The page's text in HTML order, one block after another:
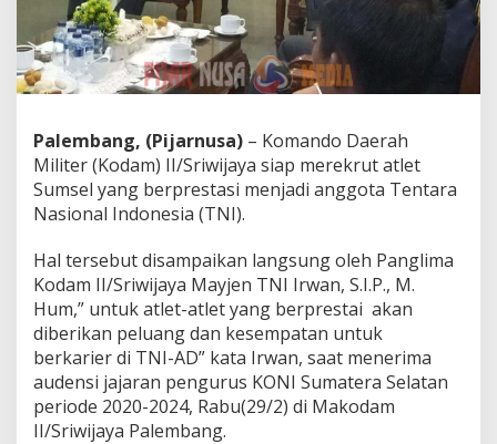
Palembang, (Pijarnusa) – Komando Daerah
Militer (Kodam) II/Sriwijaya siap merekrut atlet
Sumsel yang berprestasi menjadi anggota Tentara
Nasional Indonesia (TNI).
Hal tersebut disampaikan langsung oleh Panglima
Kodam II/Sriwijaya Mayjen TNI Irwan, S.I.P., M.
Hum,” untuk atlet-atlet yang berprestai akan
diberikan peluang dan kesempatan untuk
berkarier di TNI-AD” kata Irwan, saat menerima
audensi jajaran pengurus KONI Sumatera Selatan
periode 2020-2024, Rabu(29/2) di Makodam
II/Sriwijaya Palembang.